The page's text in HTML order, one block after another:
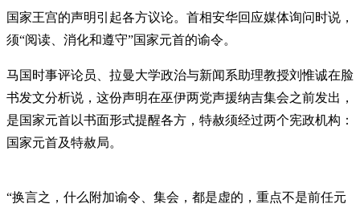
国家王宫的声明引起各方议论。首相安华回应媒体询问时说，
须“阅读、消化和遵守”国家元首的谕令。
马国时事评论员、拉曼大学政治与新闻系助理教授刘惟诚在脸
书发文分析说，这份声明在巫伊两党声援纳吉集会之前发出，
是国家元首以书面形式提醒各方，特赦须经过两个宪政机构：
国家元首及特赦局。
“换言之，什么附加谕令、集会，都是虚的，重点不是前任元